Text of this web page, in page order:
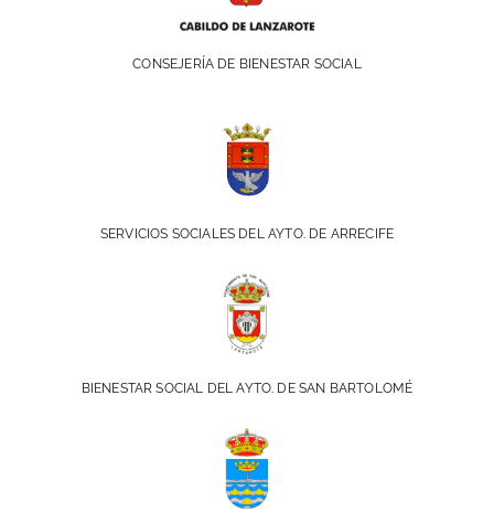
CONSEJERÍA DE BIENESTAR SOCIAL
SERVICIOS SOCIALES DEL AYTO. DE ARRECIFE
BIENESTAR SOCIAL DEL AYTO. DE SAN BARTOLOMÉ